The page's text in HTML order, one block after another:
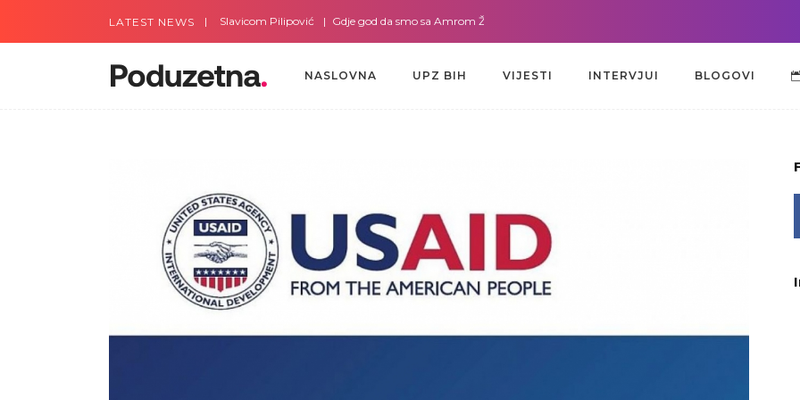
LATEST NEWS
Gdje god da smo sa Slavicom Pilipović Gdje god da smo sa Amrom Žužić-Bećirbegović
NASLOVNA UPZ BIH VIJESTI INTERVJUI BLOGOVI
NASLOVNA UPZ BIH